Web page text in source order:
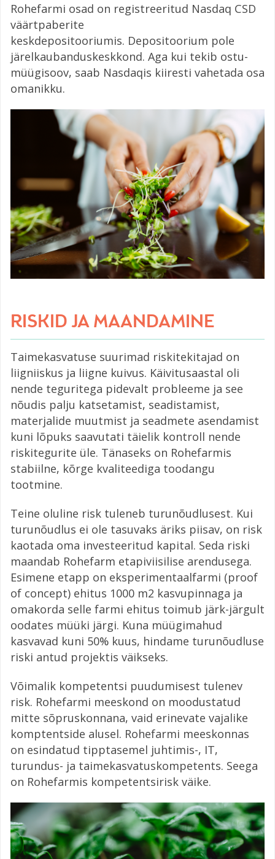
Rohefarmi osad on registreeritud Nasdaq CSD
väärtpaberite
keskdepositooriumis. Depositoorium pole
järelkaubanduskeskkond. Aga kui tekib ostu-
müügisoov, saab Nasdaqis kiiresti vahetada osa
omanikku.
RISKID JA MAANDAMINE
Taimekasvatuse suurimad riskitekitajad on
liigniiskus ja liigne kuivus. Käivitusaastal oli
nende teguritega pidevalt probleeme ja see
nõudis palju katsetamist, seadistamist,
materjalide muutmist ja seadmete asendamist
kuni lõpuks saavutati täielik kontroll nende
riskitegurite üle. Tänaseks on Rohefarmis
stabiilne, kõrge kvaliteediga toodangu
tootmine.
Teine oluline risk tuleneb turunõudlusest. Kui
turunõudlus ei ole tasuvaks äriks piisav, on risk
kaotada oma investeeritud kapital. Seda riski
maandab Rohefarm etapiviisilise arendusega.
Esimene etapp on eksperimentaalfarmi (proof
of concept) ehitus 1000 m2 kasvupinnaga ja
omakorda selle farmi ehitus toimub järk-järgult
oodates müüki järgi. Kuna müügimahud
kasvavad kuni 50% kuus, hindame turunõudluse
riski antud projektis väikseks.
Võimalik kompetentsi puudumisest tulenev
risk. Rohefarmi meeskond on moodustatud
mitte sõpruskonnana, vaid erinevate vajalike
komptentside alusel. Rohefarmi meeskonnas
on esindatud tipptasemel juhtimis-, IT,
turundus- ja taimekasvatuskompetents. Seega
on Rohefarmis kompetentsirisk väike.